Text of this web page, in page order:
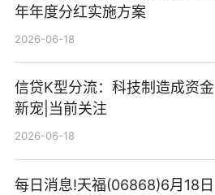
年年度分红实施方案
2026-06-18
信贷K型分流：科技制造成资金
新宠|当前关注
2026-06-18
每日消息!天福(06868)6月18日